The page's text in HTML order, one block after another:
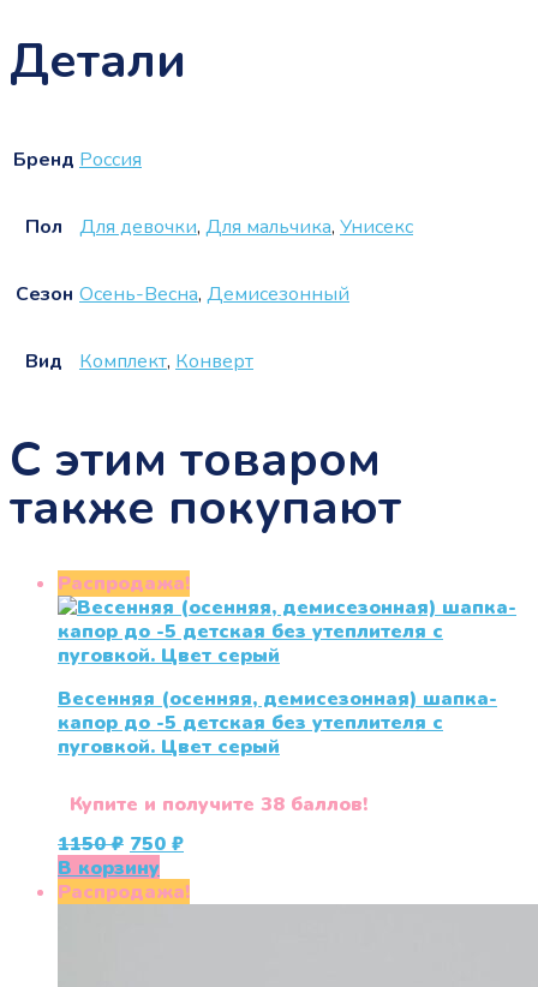
Детали
Бренд Россия
Пол Для девочки, Для мальчика, Унисекс
Сезон Осень-Весна, Демисезонный
Вид Комплект, Конверт
С этим товаром
также покупают
Распродажа!
Весенняя (осенняя, демисезонная) шапка-
капор до -5 детская без утеплителя с
пуговкой. Цвет серый
Купите и получите 38 баллов!
1150₽ Первоначальная
цена
составляла
750₽Текущая
750 ₽.
В корзину
Распродажа!